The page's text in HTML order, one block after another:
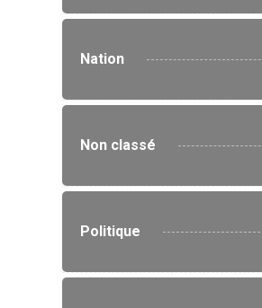
Nation
Non classé
Politique